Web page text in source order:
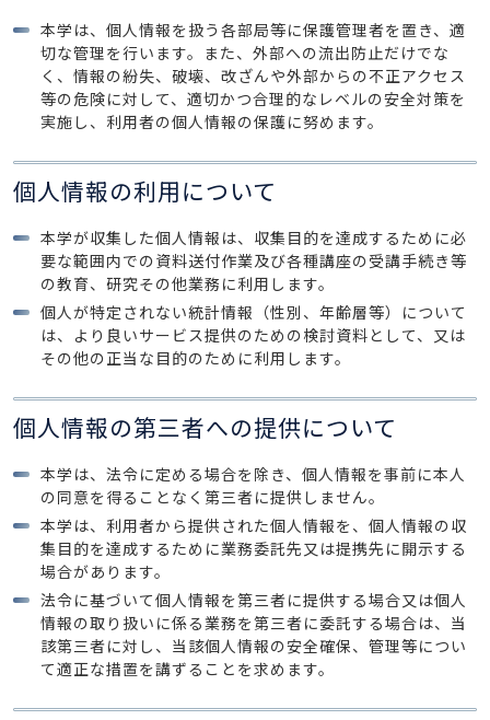
本学は、個人情報を扱う各部局等に保護管理者を置き、適
切な管理を行います。また、外部への流出防止だけでな
く、情報の紛失、破壊、改ざんや外部からの不正アクセス
等の危険に対して、適切かつ合理的なレベルの安全対策を
実施し、利用者の個人情報の保護に努めます。
個人情報の利用について
本学が収集した個人情報は、収集目的を達成するために必
要な範囲内での資料送付作業及び各種講座の受講手続き等
の教育、研究その他業務に利用します。
個人が特定されない統計情報（性別、年齢層等）について
は、より良いサービス提供のための検討資料として、又は
その他の正当な目的のために利用します。
個人情報の第三者への提供について
本学は、法令に定める場合を除き、個人情報を事前に本人
の同意を得ることなく第三者に提供しません。
本学は、利用者から提供された個人情報を、個人情報の収
集目的を達成するために業務委託先又は提携先に開示する
場合があります。
法令に基づいて個人情報を第三者に提供する場合又は個人
情報の取り扱いに係る業務を第三者に委託する場合は、当
該第三者に対し、当該個人情報の安全確保、管理等につい
て適正な措置を講ずることを求めます。